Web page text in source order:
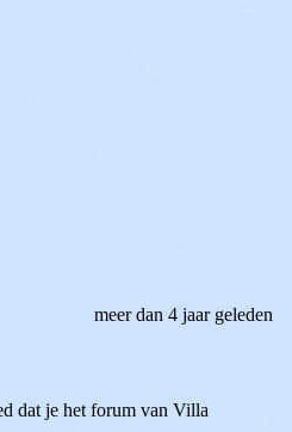
meer dan 4 jaar geleden
dat je het forum van Villa